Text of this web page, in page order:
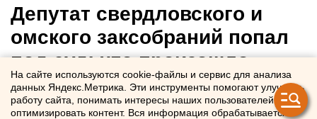
Депутат свердловского и
омского заксобраний попал
под суд: что произошло
В Омске будут судить бывшего депутата свердловского
заксобрания Андрея Жуковского: ЕАН разбирался в
На сайте используются cookie-файлы и сервис для анализа
данных Яндекс.Метрика. Эти инструменты помогают улучшать
работу сайта, понимать интересы наших пользователей и
оптимизировать контент. Вся информация обрабатывается в